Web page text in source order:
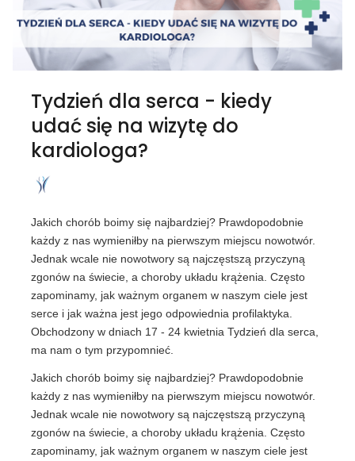
Tydzień dla serca - kiedy
udać się na wizytę do
kardiologa?
Jakich chorób boimy się najbardziej? Prawdopodobnie
każdy z nas wymieniłby na pierwszym miejscu nowotwór.
Jednak wcale nie nowotwory są najczęstszą przyczyną
zgonów na świecie, a choroby układu krążenia. Często
zapominamy, jak ważnym organem w naszym ciele jest
serce i jak ważna jest jego odpowiednia profilaktyka.
Obchodzony w dniach 17 - 24 kwietnia Tydzień dla serca,
ma nam o tym przypomnieć.
Jakich chorób boimy się najbardziej? Prawdopodobnie
każdy z nas wymieniłby na pierwszym miejscu nowotwór.
Jednak wcale nie nowotwory są najczęstszą przyczyną
zgonów na świecie, a choroby układu krążenia. Często
zapominamy, jak ważnym organem w naszym ciele jest